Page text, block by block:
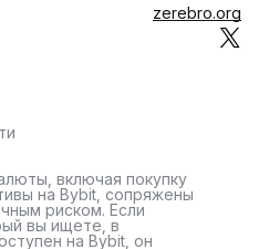
zerebro.org
включая покупку
на Bybit, сопряжены
риском. Если
вы ищете, в
на Bybit, он